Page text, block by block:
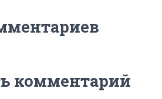
комментарий